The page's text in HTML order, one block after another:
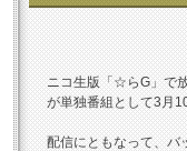
ニコ生版「☆らG」で
が単独番組として3月
配信にともなって、バ